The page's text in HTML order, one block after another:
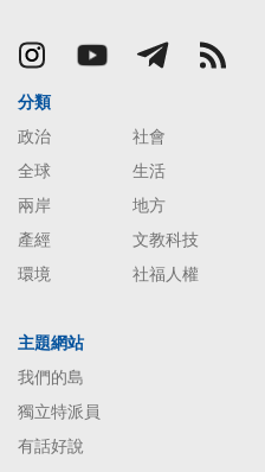
分類
政治
社會
全球
生活
兩岸
地方
產經
文教科技
環境
社福人權
主題網站
我們的島
獨立特派員
有話好說